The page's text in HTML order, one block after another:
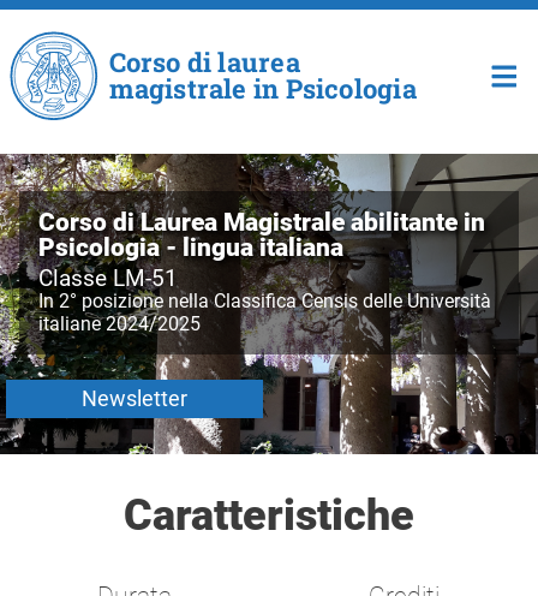
Salta al contenuto principale
Corso di laurea
magistrale in Psicologia
Corso di Laurea Magistrale abilitante in
Psicologia - lingua italiana
Classe LM-51
In 2° posizione nella Classifica Censis delle Università
italiane 2024/2025
Newsletter
Caratteristiche